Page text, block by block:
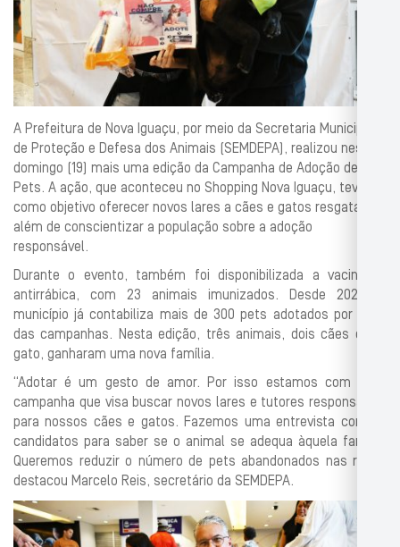
A Prefeitura de Nova Iguaçu, por meio da Secretaria Municipal
de Proteção e Defesa dos Animais (SEMDEPA), realizou neste
domingo (19) mais uma edição da Campanha de Adoção de
Pets. A ação, que aconteceu no Shopping Nova Iguaçu, teve
como objetivo oferecer novos lares a cães e gatos resgatados,
além de conscientizar a população sobre a adoção
responsável.
Durante o evento, também foi disponibilizada a vacinação
antirrábica, com 23 animais imunizados. Desde 2023, o
município já contabiliza mais de 300 pets adotados por meio
das campanhas. Nesta edição, três animais, dois cães e um
gato, ganharam uma nova família.
“Adotar é um gesto de amor. Por isso estamos com essa
campanha que visa buscar novos lares e tutores responsáveis
para nossos cães e gatos. Fazemos uma entrevista com os
candidatos para saber se o animal se adequa àquela família.
Queremos reduzir o número de pets abandonados nas ruas”,
destacou Marcelo Reis, secretário da SEMDEPA.